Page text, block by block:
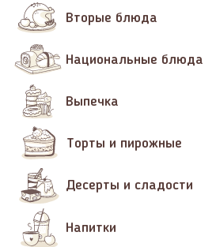
Вторые блюда
Национальные блюда
Выпечка
Торты и пирожные
Десерты и сладости
Напитки